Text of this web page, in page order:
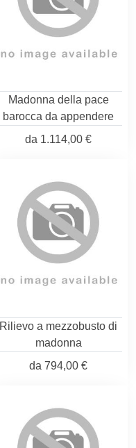
Madonna della pace
barocca da appendere
da 1.114,00 €
Rilievo a mezzobusto di
madonna
da 794,00 €